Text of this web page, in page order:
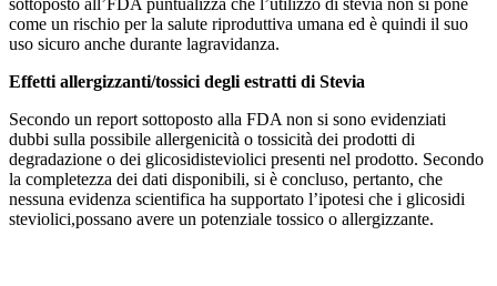
sottoposto all’FDA puntualizza che l’utilizzo di stevia non si pone
come un rischio per la salute riproduttiva umana ed è quindi il suo
uso sicuro anche durante lagravidanza.
Effetti allergizzanti/tossici degli estratti di Stevia
Secondo un report sottoposto alla FDA non si sono evidenziati
dubbi sulla possibile allergenicità o tossicità dei prodotti di
degradazione o dei glicosidisteviolici presenti nel prodotto. Secondo
la completezza dei dati disponibili, si è concluso, pertanto, che
nessuna evidenza scientifica ha supportato l’ipotesi che i glicosidi
steviolici,possano avere un potenziale tossico o allergizzante.